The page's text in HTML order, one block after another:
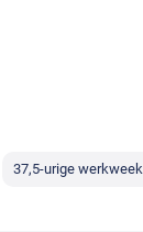
37,5-urige werkweek